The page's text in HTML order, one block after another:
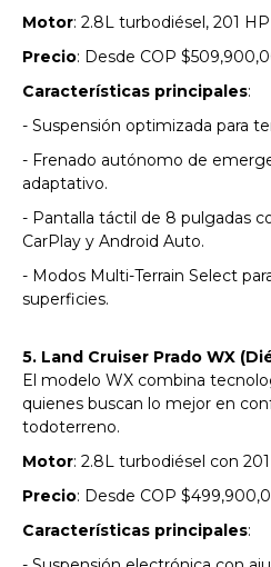
Motor: 2.8L turbodiésel, 201
Precio: Desde COP
Características principales:
- Suspensión optimizada para
- Frenado autónomo de
adaptativo.
- Pantalla táctil de 8 pulgadas
CarPlay y Android Auto.
- Modos Multi-Terrain Select
superficies.
5. Land Cruiser Prado WX
El modelo WX combina
quienes buscan lo mejor en
todoterreno.
Motor: 2.8L turbodiésel con
Precio: Desde COP
Características principales: